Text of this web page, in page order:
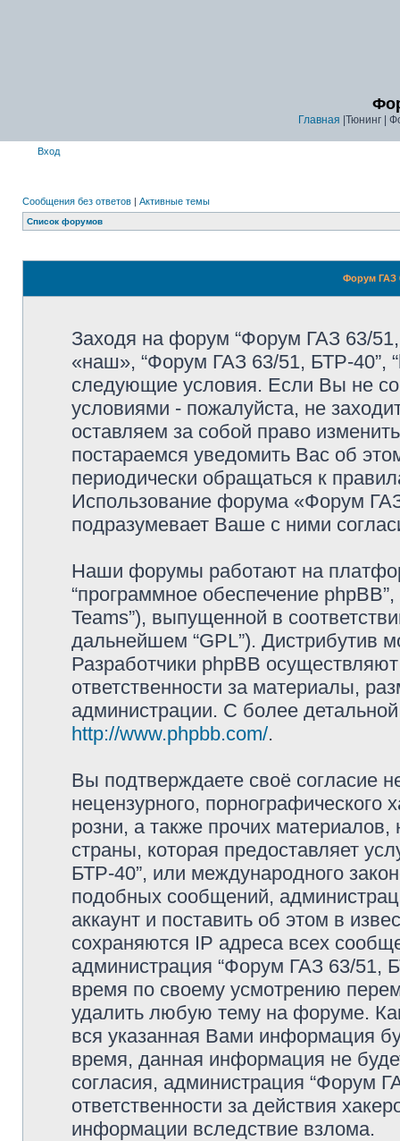
Главная |Тюнинг |
Вход
Сообщения без ответов | Активные темы
Список форумов
Форум ГАЗ
Заходя на форум “Форум ГАЗ 63/
«наш», “Форум ГАЗ 63/51, БТР-40”,
следующие условия. Если Вы не
условиями - пожалуйста, не
оставляем за собой право
постараемся уведомить Вас об
периодически обращаться к
Использование форума «Форум
подразумевает Ваше с ними
Наши форумы работают на
“программное обеспечение
Teams”), выпущенной в
дальнейшем “GPL”). Дистрибутив
Разработчики phpBB
ответственности за материалы,
администрации. С более
http://www.phpbb.com/.
Вы подтверждаете своё согласие
нецензурного, порнографического
розни, а также прочих
страны, которая предоставляет
БТР-40”, или международного
подобных сообщений,
аккаунт и поставить об этом в
сохраняются IP адреса всех
администрация “Форум ГАЗ 63/51,
время по своему усмотрению
удалить любую тему на форуме.
вся указанная Вами информация
время, данная информация не
согласия, администрация “Форум
ответственности за действия
информации вследствие взлома.